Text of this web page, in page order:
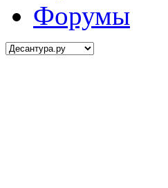
Форумы